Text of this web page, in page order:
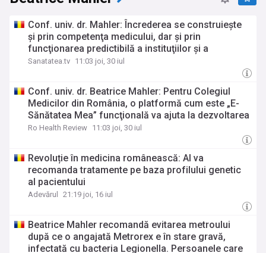
Conf. univ. dr. Mahler: Încrederea se construieşte
şi prin competenţa medicului, dar şi prin
funcţionarea predictibilă a instituţiilor şi a
infrastructurilor care susţin actul medical
Sanatatea.tv 11:03 joi, 30 iul
Conf. univ. dr. Beatrice Mahler: Pentru Colegiul
Medicilor din România, o platformă cum este „E-
Sănătatea Mea” funcţională va ajuta la dezvoltarea
încrederii în sănătate
Ro Health Review 11:03 joi, 30 iul
Revoluție în medicina românească: AI va
recomanda tratamente pe baza profilului genetic
al pacientului
Adevărul 21:19 joi, 16 iul
Beatrice Mahler recomandă evitarea metroului
după ce o angajată Metrorex e în stare gravă,
infectată cu bacteria Legionella. Persoanele care